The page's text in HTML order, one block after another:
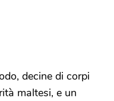
decine di corpi
maltesi, e un